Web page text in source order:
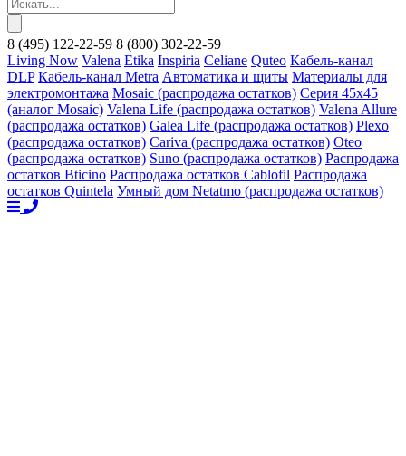
8 (495) 122-22-59 8 (800) 302-22-59
Living Now Valena Etika Inspiria Celiane Quteo Кабель-канал
DLP Кабель-канал Metra Автоматика и щиты Материалы для
электромонтажа Mosaic (распродажа остатков) Серия 45х45
(аналог Mosaic) Valena Life (распродажа остатков) Valena Allure
(распродажа остатков) Galea Life (распродажа остатков) Plexo
(распродажа остатков) Cariva (распродажа остатков) Oteo
(распродажа остатков) Suno (распродажа остатков) Распродажа
остатков Bticino Распродажа остатков Cablofil Распродажа
остатков Quintela Умный дом Netatmo (распродажа остатков)